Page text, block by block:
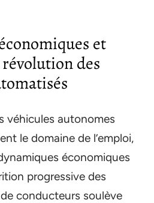
et
des
véhicules autonomes
le domaine de l’emploi,
économiques
progressive des
conducteurs soulève